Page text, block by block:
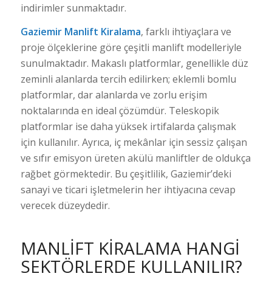
indirimler sunmaktadır.
Gaziemir Manlift Kiralama, farklı ihtiyaçlara ve
proje ölçeklerine göre çeşitli manlift modelleriyle
sunulmaktadır. Makaslı platformlar, genellikle düz
zeminli alanlarda tercih edilirken; eklemli bomlu
platformlar, dar alanlarda ve zorlu erişim
noktalarında en ideal çözümdür. Teleskopik
platformlar ise daha yüksek irtifalarda çalışmak
için kullanılır. Ayrıca, iç mekânlar için sessiz çalışan
ve sıfır emisyon üreten akülü manliftler de oldukça
rağbet görmektedir. Bu çeşitlilik, Gaziemir’deki
sanayi ve ticari işletmelerin her ihtiyacına cevap
verecek düzeydedir.
MANLIFT KIRALAMA HANGI
SEKTÖRLERDE KULLANILIR?